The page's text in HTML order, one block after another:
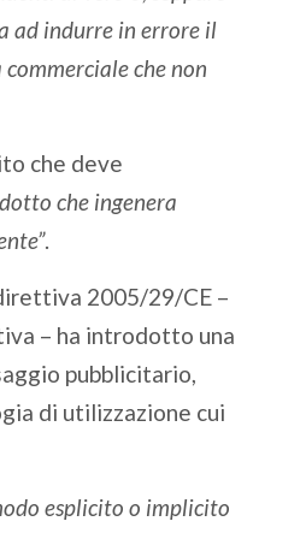
ad indurre in errore il
che non
che deve
che ingenera
.
2005/29/CE –
– ha introdotto una
pubblicitario,
di utilizzazione cui
esplicito o implicito